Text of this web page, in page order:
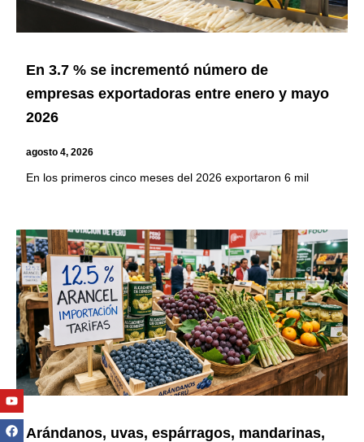
En 3.7 % se incrementó número de
empresas exportadoras entre enero y mayo
2026
agosto 4, 2026
En los primeros cinco meses del 2026 exportaron 6 mil
Arándanos, uvas, espárragos, mandarinas,
Youtube
Facebook
Twitter
Linkedin
Instagram